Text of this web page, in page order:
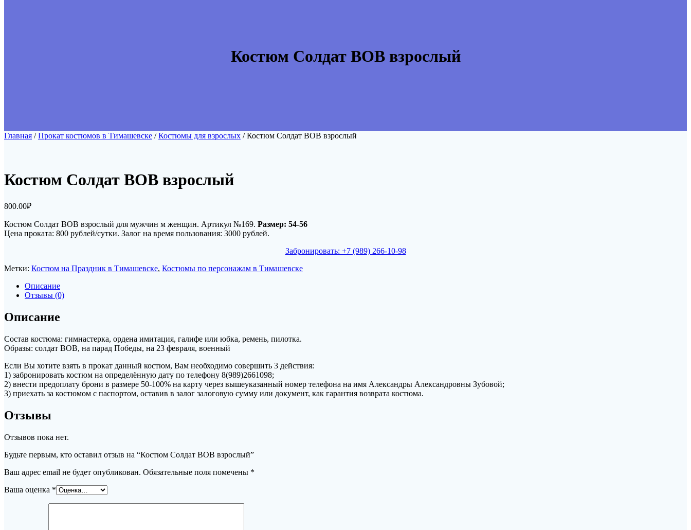
Костюм Солдат ВОВ взрослый
Главная /Прокат костюмов в Тимашевске /Костюмы для взрослых / Костюм Солдат ВОВ взрослый
Костюм Солдат ВОВ взрослый
800.00₽
Костюм Солдат ВОВ взрослый для мужчин м женщин. Артикул №169. Размер: 54-56
Цена проката: 800 рублей/сутки. Залог на время пользования: 3000 рублей.
Забронировать: +7 (989) 266-10-98
Метки: Костюм на Праздник в Тимашевске, Костюмы по персонажам в Тимашевске
Описание
Отзывы (0)
Описание
Состав костюма: гимнастерка, ордена имитация, галифе или юбка, ремень, пилотка.
Образы: солдат ВОВ, на парад Победы, на 23 февраля, военный
Если Вы хотите взять в прокат данный костюм, Вам необходимо совершить 3 действия:
1) забронировать костюм на определённую дату по телефону 8(989)2661098;
2) внести предоплату брони в размере 50-100% на карту через вышеуказанный номер телефона на имя Александры Александровны Зубовой;
3) приехать за костюмом с паспортом, оставив в залог залоговую сумму или документ, как гарантия возврата костюма.
Отзывы
Отзывов пока нет.
Будьте первым, кто оставил отзыв на “Костюм Солдат ВОВ взрослый”
Ваш адрес email не будет опубликован. Обязательные поля помечены *
Ваша оценка *